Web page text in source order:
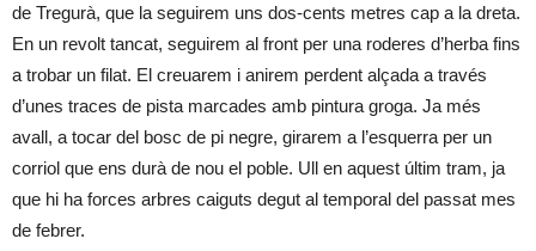
de Tregurà, que la seguirem uns dos-cents metres cap a la dreta.
En un revolt tancat, seguirem al front per una roderes d’herba fins
a trobar un filat. El creuarem i anirem perdent alçada a través
d’unes traces de pista marcades amb pintura groga. Ja més
avall, a tocar del bosc de pi negre, girarem a l’esquerra per un
corriol que ens durà de nou el poble. Ull en aquest últim tram, ja
que hi ha forces arbres caiguts degut al temporal del passat mes
de febrer.